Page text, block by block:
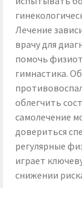
Лечение
врачу для
помочь
гимнастика.
облегчить
самолечение
довериться
регулярные
играет
снижении